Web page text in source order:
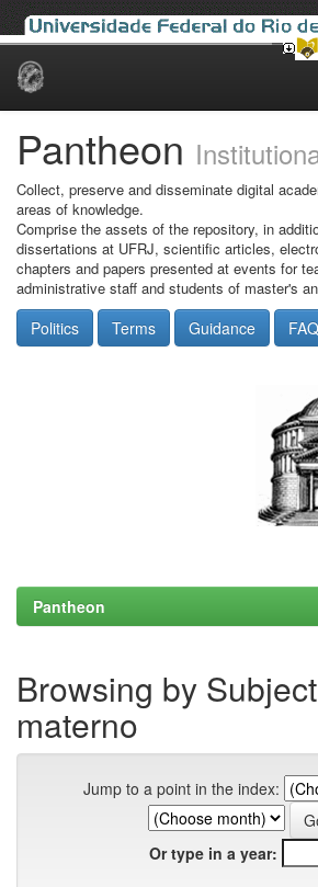
Skip
Pantheon
Collect, preserve and disseminate digital
areas of knowledge.
Comprise the assets of the repository, in
dissertations at UFRJ, scientific articles,
chapters and papers presented at events for
administrative staff and students of master's
Politics Terms Guidance FAQ
Pantheon
Browsing by
materno
Jump to a point in the index:
Or type in a year: